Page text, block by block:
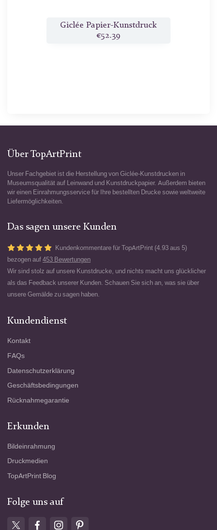
Giclée Papier-Kunstdruck
€52.39
Über TopArtPrint
Unser Fachgebiet ist die Herstellung von Giclée-Kunstdrucken in
Museumsqualität auf Leinwand und Kunstdruckpapier. Außerdem bieten
wir einen Einrahmungsservice für Ihre bestellten Drucke sowie weltweite
Liefermöglichkeiten.
Das sagen unsere Kunden
Kundenkommentare für TopArtPrint (4.93 aus 5)
bezogen auf 453 Bewertungen
Wir sind stolz auf unsere Kunstdrucke, und nichts macht uns glücklicher
als das Feedback unserer Kunden. Schauen Sie sich an, was sie über
unsere Gemälde zu sagen haben.
Kundendienst
Kontakt
FAQs
Datenschutzerklärung
Geschäftsbedingungen
Rücknahmegarantie
Erkunden
Bildeinrahmung
Druckmedien
TopArtPrint Blog
Folge uns auf